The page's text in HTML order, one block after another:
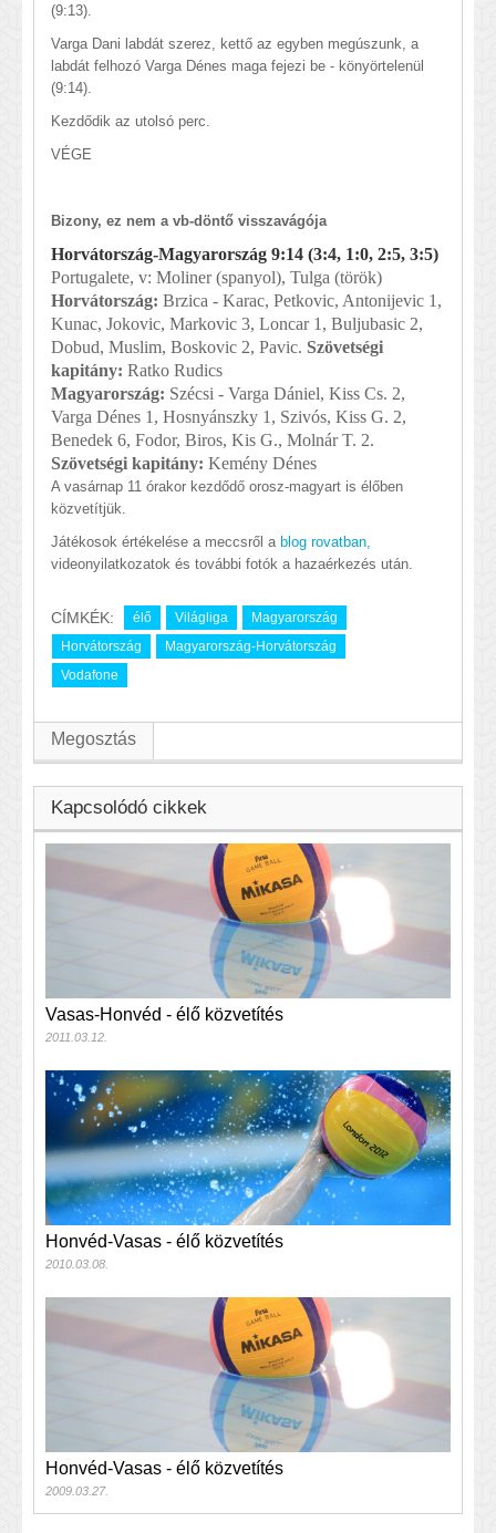
(9:13).
Varga Dani labdát szerez, kettő az egyben megúszunk, a
labdát felhozó Varga Dénes maga fejezi be - könyörtelenül
(9:14).
Kezdődik az utolsó perc.
VÉGE
Bizony, ez nem a vb-döntő visszavágója
Horvátország-Magyarország 9:14 (3:4, 1:0, 2:5, 3:5)
Portugalete, v: Moliner (spanyol), Tulga (török)
Horvátország: Brzica - Karac, Petkovic, Antonijevic 1,
Kunac, Jokovic, Markovic 3, Loncar 1, Buljubasic 2,
Dobud, Muslim, Boskovic 2, Pavic. Szövetségi
kapitány: Ratko Rudics
Magyarország: Szécsi - Varga Dániel, Kiss Cs. 2,
Varga Dénes 1, Hosnyánszky 1, Szivós, Kiss G. 2,
Benedek 6, Fodor, Biros, Kis G., Molnár T. 2.
Szövetségi kapitány: Kemény Dénes
A vasárnap 11 órakor kezdődő orosz-magyart is élőben
közvetítjük.
Játékosok értékelése a meccsről a blog rovatban,
videonyilatkozatok és további fotók a hazaérkezés után.
CÍMKÉK: élő Világliga
Magyarország
Horvátország
Magyarország-Horvátország
Vodafone
Megosztás
Kapcsolódó cikkek
Vasas-Honvéd - élő közvetítés
2011.03.12.
Honvéd-Vasas - élő közvetítés
2010.03.08.
Honvéd-Vasas - élő közvetítés
2009.03.27.